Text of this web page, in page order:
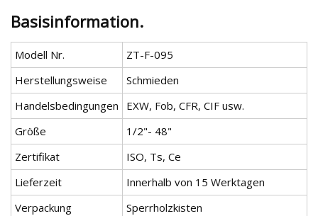
Basisinformation.
Modell Nr.
ZT-F-095
Herstellungsweise
Schmieden
Handelsbedingungen
EXW, Fob, CFR, CIF usw.
Größe
1/2"- 48"
Zertifikat
ISO, Ts, Ce
Lieferzeit
Innerhalb von 15 Werktagen
Verpackung
Sperrholzkisten